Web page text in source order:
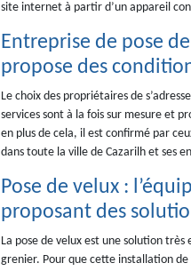
site internet à partir d’un appareil
Entreprise de pose de
propose des
Le choix des propriétaires de
services sont à la fois sur mesure et
en plus de cela, il est confirmé par
dans toute la ville de Cazarilh et ses
Pose de velux :
proposant des
La pose de velux est une solution
grenier. Pour que cette installation